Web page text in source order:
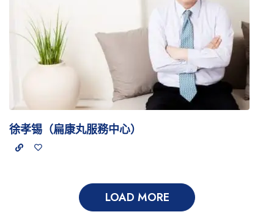
徐孝锡（扁康丸服務中心）
LOAD MORE